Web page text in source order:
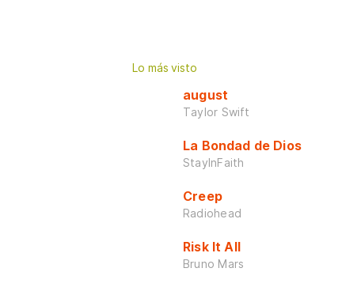
Lo más visto
august
Taylor Swift
La Bondad de Dios
StayInFaith
Creep
Radiohead
Risk It All
Bruno Mars